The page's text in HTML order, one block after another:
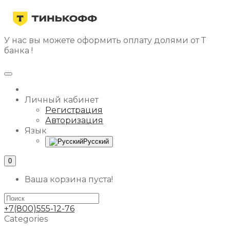
У нас вы можете оформить оплату долями от Т
банка !
Личный кабинет
Регистрация
Авторизация
Язык
Русский
0
Ваша корзина пуста!
+7(800)555-12-76
Categories